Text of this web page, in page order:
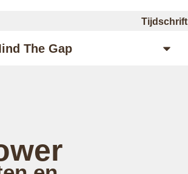
Tijdschrift
The Gap